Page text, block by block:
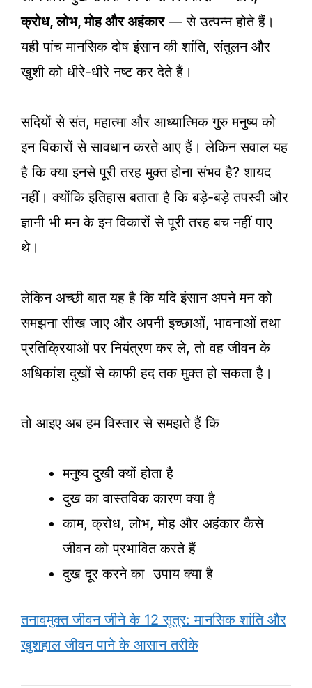
क्रोध, लोभ, मोह और अहंकार— से उत्पन्न होते हैं।
यही पांच मानसिक दोष इंसान की शांति, संतुलन और
खुशी को धीरे-धीरे नष्ट कर देते हैं।
सदियों से संत, महात्मा और आध्यात्मिक गुरु मनुष्य को
इन विकारों से सावधान करते आए हैं। लेकिन सवाल यह
है कि क्या इनसे पूरी तरह मुक्त होना संभव है? शायद
नहीं। क्योंकि इतिहास बताता है कि बड़े-बड़े तपस्वी और
ज्ञानी भी मन के इन विकारों से पूरी तरह बच नहीं पाए
थे।
लेकिन अच्छी बात यह है कि यदि इंसान अपने मन को
समझना सीख जाए और अपनी इच्छाओं, भावनाओं तथा
प्रतिक्रियाओं पर नियंत्रण कर ले, तो वह जीवन के
अधिकांश दुखों से काफी हद तक मुक्त हो सकता है।
तो आइए अब हम विस्तार से समझते हैं कि
मनुष्य दुखी क्यों होता है
दुख का वास्तविक कारण क्या है
काम, क्रोध, लोभ, मोह और अहंकार कैसे
जीवन को प्रभावित करते हैं
दुख दूर करने का उपाय क्या है
तनावमुक्त जीवन जीने के 12 सूत्र: मानसिक शांति और
खुशहाल जीवन पाने के आसान तरीके